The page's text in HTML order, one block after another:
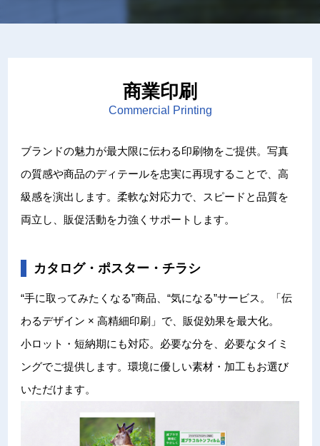
独自の印刷技法
プロフェッショナル・トナー印刷
3DCG制作
物流ソリューション
グッズトップ
NARA GOODS
企業情報
沿革
プライバシーポリシー
お問い合わせ
商業印刷
Commercial Printing
ブランドの魅力が最大限に伝わる印刷物をご提供。写真
の質感や商品のディテールを忠実に再現することで、高
級感を演出します。柔軟な対応力で、スピードと品質を
両立し、販促活動を力強くサポートします。
カタログ・ポスター・チラシ
“手に取ってみたくなる”商品、“気になる”サービス。「伝
わるデザイン × 高精細印刷」で、販促効果を最大化。
小ロット・短納期にも対応。必要な分を、必要なタイミ
ングでご提供します。環境に優しい素材・加工もお選び
いただけます。